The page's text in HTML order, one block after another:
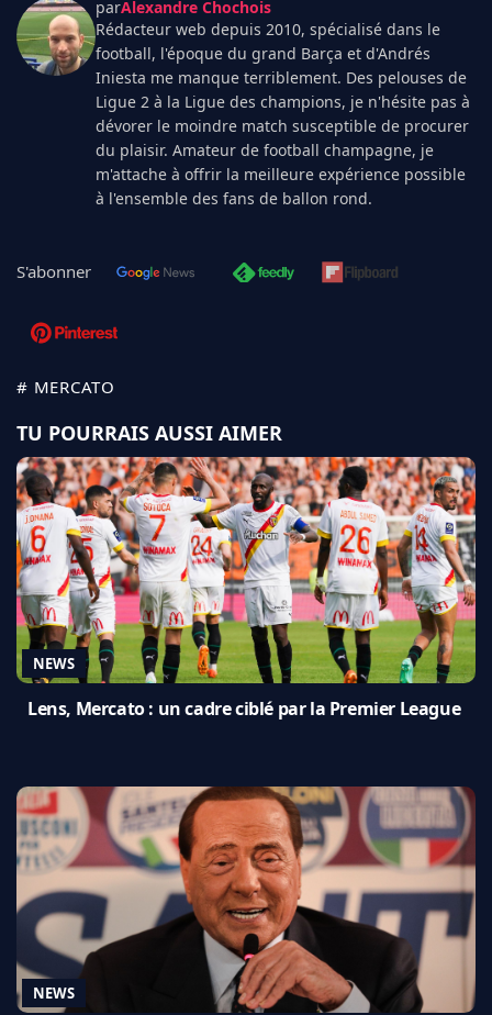
parAlexandre Chochois
Rédacteur web depuis 2010, spécialisé dans le
football, l'époque du grand Barça et d'Andrés
Iniesta me manque terriblement. Des pelouses de
Ligue 2 à la Ligue des champions, je n'hésite pas à
dévorer le moindre match susceptible de procurer
du plaisir. Amateur de football champagne, je
m'attache à offrir la meilleure expérience possible
à l'ensemble des fans de ballon rond.
S'abonner
# MERCATO
TU POURRAIS AUSSI AIMER
NEWS
Lens, Mercato : un cadre ciblé par la Premier League
NEWS